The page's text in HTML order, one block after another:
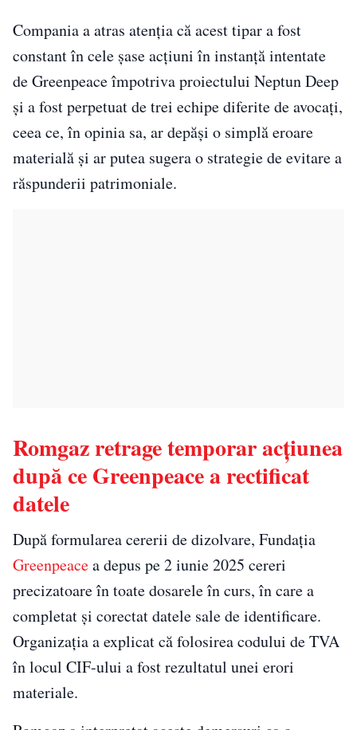
Compania a atras atenția că acest tipar a fost
constant în cele șase acțiuni în instanță intentate
de Greenpeace împotriva proiectului Neptun Deep
și a fost perpetuat de trei echipe diferite de avocați,
ceea ce, în opinia sa, ar depăși o simplă eroare
materială și ar putea sugera o strategie de evitare a
răspunderii patrimoniale.
Romgaz retrage temporar acțiunea
după ce Greenpeace a rectificat
datele
După formularea cererii de dizolvare, Fundația
Greenpeacea depus pe 2 iunie 2025 cereri
precizatoare în toate dosarele în curs, în care a
completat și corectat datele sale de identificare.
Organizația a explicat că folosirea codului de TVA
în locul CIF-ului a fost rezultatul unei erori
materiale.